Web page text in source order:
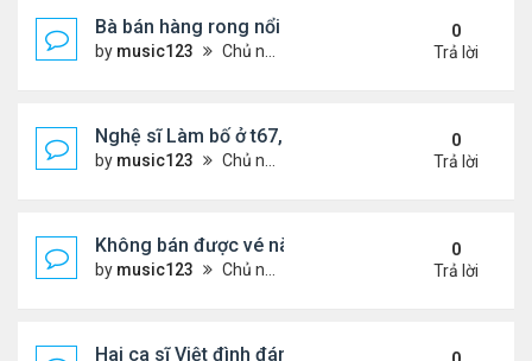
Bà bán hàng rong nổi tiếng bị tịch thu quang gánh
by music123 Chủ nhật Tháng 7 26, 2026 3:46 pm
0
Trả lời
Nghệ sĩ Làm bố ở t67, mê dưỡng da chẳng kém
by music123 Chủ nhật Tháng 7 26, 2026 3:41 pm
0
Trả lời
Không bán được vé nào, 1 phim Việt rời rạp
by music123 Chủ nhật Tháng 7 26, 2026 3:28 pm
0
Trả lời
Hai ca sĩ Việt đình đám không phải vợ chồng vẫn